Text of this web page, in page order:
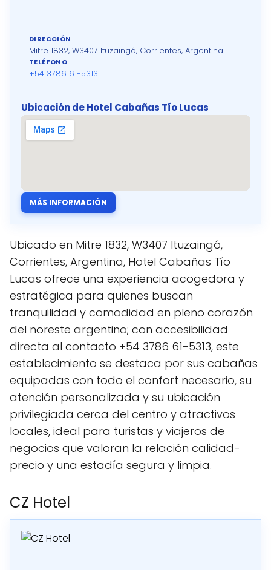
DIRECCIÓN
Mitre 1832, W3407 Ituzaingó, Corrientes, Argentina
TELÉFONO
+54 3786 61-5313
Ubicación de Hotel Cabañas Tío Lucas
MÁS INFORMACIÓN
Ubicado en Mitre 1832, W3407 Ituzaingó,
Corrientes, Argentina, Hotel Cabañas Tío
Lucas ofrece una experiencia acogedora y
estratégica para quienes buscan
tranquilidad y comodidad en pleno corazón
del noreste argentino; con accesibilidad
directa al contacto +54 3786 61-5313, este
establecimiento se destaca por sus cabañas
equipadas con todo el confort necesario, su
atención personalizada y su ubicación
privilegiada cerca del centro y atractivos
locales, ideal para turistas y viajeros de
negocios que valoran la relación calidad-
precio y una estadía segura y limpia.
CZ Hotel